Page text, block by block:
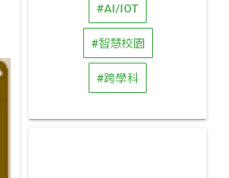
#AI/IOT
#智慧校園
#跨學科